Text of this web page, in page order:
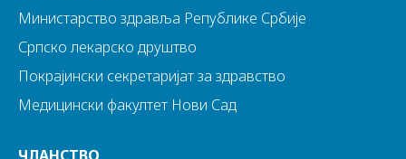
Министарство здравља Републике Србије
Српско лекарско друштво
Покрајински секретаријат за здравство
Медицински факултет Нови Сад